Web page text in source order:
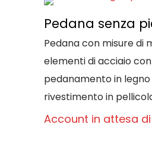
Pedana senza
Pedana con misure di
elementi di acciaio
pedanamento in
rivestimento in
Account in attesa